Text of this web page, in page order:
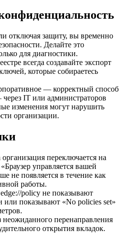
отключая защиту, вы временно
Делайте это
для диагностики.
всегда создавайте экспорт
которые собираетесь
— корректный способ
IT или администраторов
изменения могут нарушить
организации.
переключается на
управляется вашей
не появляется в течение как
работы.
policy не показывают
или показывают «No policies set»
неожиданного перенаправления
открытия вкладок.